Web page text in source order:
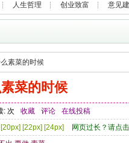
人生哲理 创业致富 意见
贾宝玉 恋爱 封神英雄榜 青
素菜的时候
菜的时候
: 次 收藏 评论
在线投稿
20px] [22px] [24px]
网页过长？请点